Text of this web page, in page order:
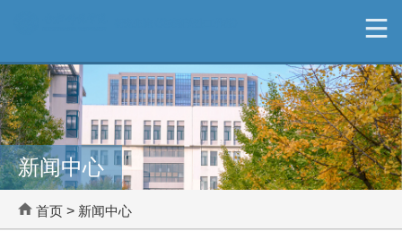
新闻中心
首页 > 新闻中心